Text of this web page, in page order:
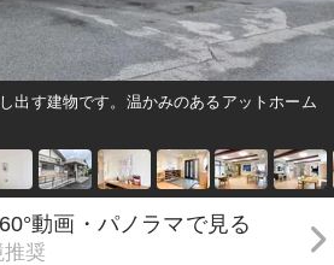
出す建物です。温かみのあるアットホーム
動画・パノラマで見る
奨